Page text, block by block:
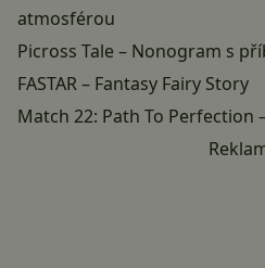
atmosférou
Picross Tale – Nonogram s
FASTAR – Fantasy Fairy Story
Match 22: Path To Perfection